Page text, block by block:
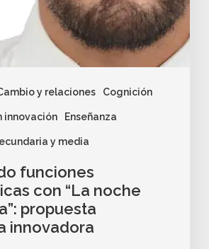
y relaciones Cognición
innovación Enseñanza
y media
funciones
con “La noche
propuesta
innovadora